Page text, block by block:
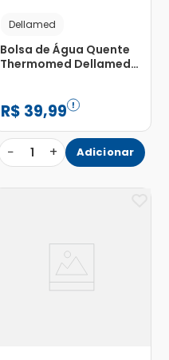
Dellamed
Bolsa de Água Quente
Thermomed Dellamed
R$ 39,99
− 1 + Adicionar